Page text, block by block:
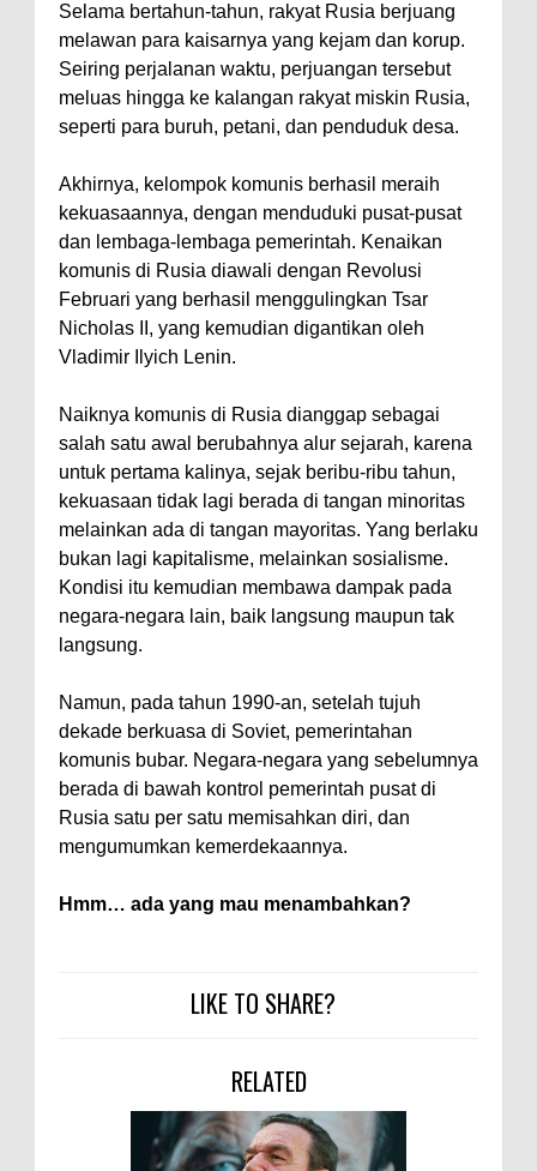
Selama bertahun-tahun, rakyat Rusia berjuang
melawan para kaisarnya yang kejam dan korup.
Seiring perjalanan waktu, perjuangan tersebut
meluas hingga ke kalangan rakyat miskin Rusia,
seperti para buruh, petani, dan penduduk desa.
Akhirnya, kelompok komunis berhasil meraih
kekuasaannya, dengan menduduki pusat-pusat
dan lembaga-lembaga pemerintah. Kenaikan
komunis di Rusia diawali dengan Revolusi
Februari yang berhasil menggulingkan Tsar
Nicholas II, yang kemudian digantikan oleh
Vladimir Ilyich Lenin.
Naiknya komunis di Rusia dianggap sebagai
salah satu awal berubahnya alur sejarah, karena
untuk pertama kalinya, sejak beribu-ribu tahun,
kekuasaan tidak lagi berada di tangan minoritas
melainkan ada di tangan mayoritas. Yang berlaku
bukan lagi kapitalisme, melainkan sosialisme.
Kondisi itu kemudian membawa dampak pada
negara-negara lain, baik langsung maupun tak
langsung.
Namun, pada tahun 1990-an, setelah tujuh
dekade berkuasa di Soviet, pemerintahan
komunis bubar. Negara-negara yang sebelumnya
berada di bawah kontrol pemerintah pusat di
Rusia satu per satu memisahkan diri, dan
mengumumkan kemerdekaannya.
Hmm… ada yang mau menambahkan?
LIKE TO SHARE?
RELATED